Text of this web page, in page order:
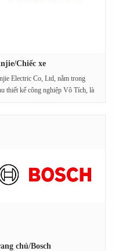
Chiếc xe
Electric Co, Ltd, nằm trong
thiết kế công nghiệp Vô Tích, là
chủ/Bosch